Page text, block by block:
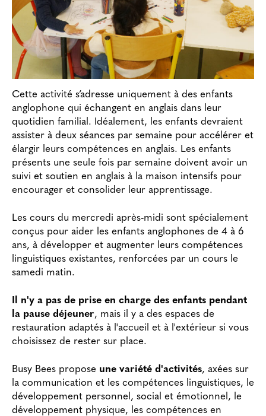
Cette activité s’adresse uniquement à des enfants
anglophone qui échangent en anglais dans leur
quotidien familial. Idéalement, les enfants devraient
assister à deux séances par semaine pour accélérer et
élargir leurs compétences en anglais. Les enfants
présents une seule fois par semaine doivent avoir un
suivi et soutien en anglais à la maison intensifs pour
encourager et consolider leur apprentissage.
Les cours du mercredi après-midi sont spécialement
conçus pour aider les enfants anglophones de 4 à 6
ans, à développer et augmenter leurs compétences
linguistiques existantes, renforcées par un cours le
samedi matin.
Il n'y a pas de prise en charge des enfants pendant
la pause déjeuner, mais il y a des espaces de
restauration adaptés à l'accueil et à l'extérieur si vous
choisissez de rester sur place.
Busy Bees propose une variété d'activités, axées sur
la communication et les compétences linguistiques, le
développement personnel, social et émotionnel, le
développement physique, les compétences en